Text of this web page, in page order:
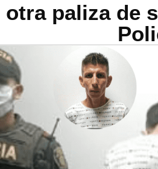
otra paliza de